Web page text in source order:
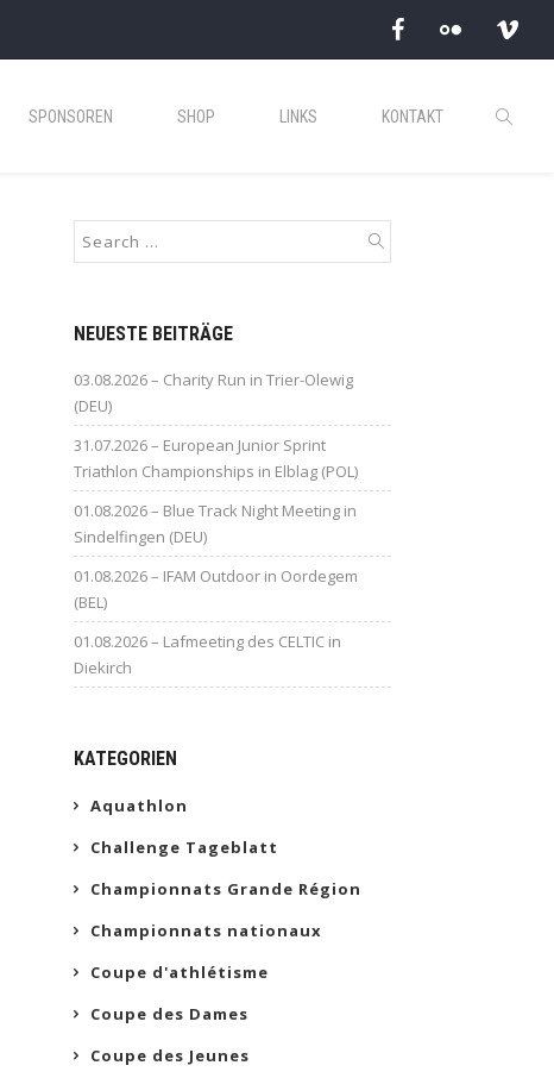
SPONSOREN SHOP LINKS KONTAKT
NEUESTE BEITRÄGE
03.08.2026 – Charity Run in Trier-Olewig
(DEU)
31.07.2026 – European Junior Sprint
Triathlon Championships in Elblag (POL)
01.08.2026 – Blue Track Night Meeting in
Sindelfingen (DEU)
01.08.2026 – IFAM Outdoor in Oordegem
(BEL)
01.08.2026 – Lafmeeting des CELTIC in
Diekirch
KATEGORIEN
Aquathlon
Challenge Tageblatt
Championnats Grande Région
Championnats nationaux
Coupe d'athlétisme
Coupe des Dames
Coupe des Jeunes